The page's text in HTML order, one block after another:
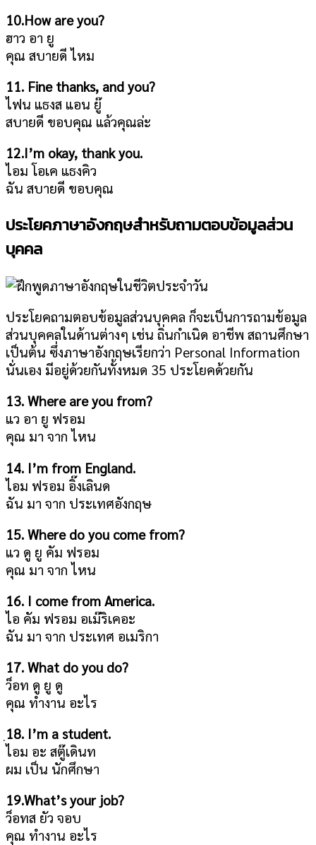
10.How are you?
ฮาว อา ยู
คุณ สบายดี ไหม
11. Fine thanks, and you?
ไฟน แธงส แอน ยู๊
สบายดี ขอบคุณ แล้วคุณล่ะ
12.I’m okay, thank you.
ไอม โอเค แธงคิว
ฉัน สบายดี ขอบคุณ
ประโยคภาษาอังกฤษสำหรับถามตอบข้อมูลส่วน
บุคคล
ประโยคถามตอบข้อมูลส่วนบุคคล ก็จะเป็นการถามข้อมูล
ส่วนบุคคลในด้านต่างๆ เช่น ถิ่นกำเนิด อาชีพ สถานศึกษา
เป็นต้น ซึ่งภาษาอังกฤษเรียกว่า Personal Information
นั่นเอง มีอยู่ด้วยกันทั้งหมด 35 ประโยคด้วยกัน
13. Where are you from?
แว อา ยู ฟรอม
คุณ มา จาก ไหน
14. I’m from England.
ไอม ฟรอม อิ๊งเลินด
ฉัน มา จาก ประเทศอังกฤษ
15. Where do you come from?
แว ดู ยู คัม ฟรอม
คุณ มา จาก ไหน
16. I come from America.
ไอ คัม ฟรอม อเม๊ริเคอะ
ฉัน มา จาก ประเทศ อเมริกา
17. What do you do?
ว็อท ดู ยู ดู
คุณ ทำงาน อะไร
18. I’m a student.
ไอม อะ สตู๊เดินท
ผม เป็น นักศึกษา
19.What’s your job?
ว็อทส ยัว จอบ
คุณ ทำงาน อะไร